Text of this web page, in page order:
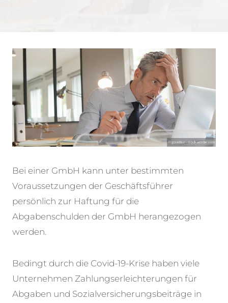
Bei einer GmbH kann unter bestimmten
Voraussetzungen der Geschäftsführer
persönlich zur Haftung für die
Abgabenschulden der GmbH herangezogen
werden.
Bedingt durch die Covid-19-Krise haben viele
Unternehmen Zahlungserleichterungen für
Abgaben und Sozialversicherungsbeiträge in